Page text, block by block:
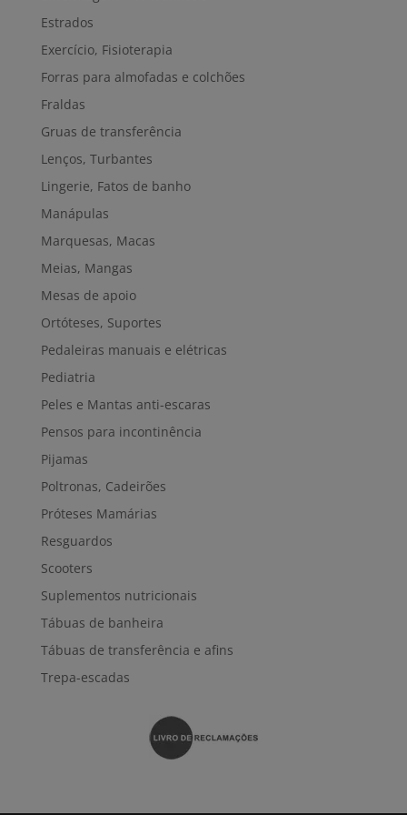
Estrados
Exercício, Fisioterapia
Forras para almofadas e colchões
Fraldas
Gruas de transferência
Lenços, Turbantes
Lingerie, Fatos de banho
Manápulas
Marquesas, Macas
Meias, Mangas
Mesas de apoio
Ortóteses, Suportes
Pedaleiras manuais e elétricas
Pediatria
Peles e Mantas anti-escaras
Pensos para incontinência
Pijamas
Poltronas, Cadeirões
Próteses Mamárias
Resguardos
Scooters
Suplementos nutricionais
Tábuas de banheira
Tábuas de transferência e afins
Trepa-escadas